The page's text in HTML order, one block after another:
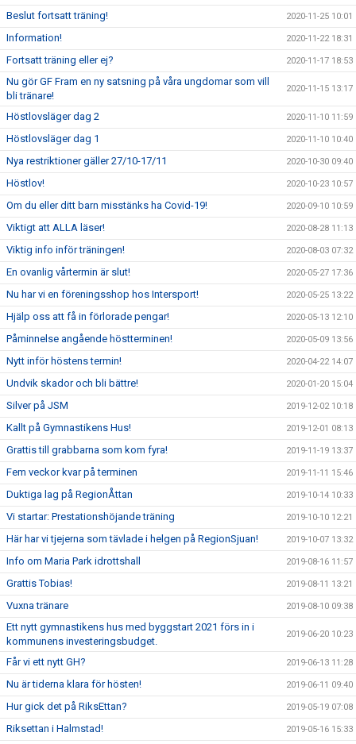
Beslut fortsatt träning! 2020-11-25 10:01
Information! 2020-11-22 18:31
Fortsatt träning eller ej? 2020-11-17 18:53
Nu gör GF Fram en ny satsning på våra ungdomar som vill
bli tränare!
2020-11-15 13:17
Höstlovsläger dag 2 2020-11-10 11:59
Höstlovsläger dag 1 2020-11-10 10:40
Nya restriktioner gäller 27/10-17/11 2020-10-30 09:40
Höstlov! 2020-10-23 10:57
Om du eller ditt barn misstänks ha Covid-19! 2020-09-10 10:59
Viktigt att ALLA läser! 2020-08-28 11:13
Viktig info inför träningen! 2020-08-03 07:32
En ovanlig vårtermin är slut! 2020-05-27 17:36
Nu har vi en föreningsshop hos Intersport! 2020-05-25 13:22
Hjälp oss att få in förlorade pengar! 2020-05-13 12:10
Påminnelse angående höstterminen! 2020-05-09 13:56
Nytt inför höstens termin! 2020-04-22 14:07
Undvik skador och bli bättre! 2020-01-20 15:04
Silver på JSM 2019-12-02 10:18
Kallt på Gymnastikens Hus! 2019-12-01 08:13
Grattis till grabbarna som kom fyra! 2019-11-19 13:37
Fem veckor kvar på terminen 2019-11-11 15:46
Duktiga lag på RegionÅttan 2019-10-14 10:33
Vi startar: Prestationshöjande träning 2019-10-10 12:21
Här har vi tjejerna som tävlade i helgen på RegionSjuan! 2019-10-07 13:32
Info om Maria Park idrottshall 2019-08-16 11:57
Grattis Tobias! 2019-08-11 13:21
Vuxna tränare 2019-08-10 09:38
Ett nytt gymnastikens hus med byggstart 2021 förs in i
kommunens investeringsbudget.
2019-06-20 10:23
Får vi ett nytt GH? 2019-06-13 11:28
Nu är tiderna klara för hösten! 2019-06-11 09:40
Hur gick det på RiksEttan? 2019-05-19 07:08
Riksettan i Halmstad! 2019-05-16 15:33